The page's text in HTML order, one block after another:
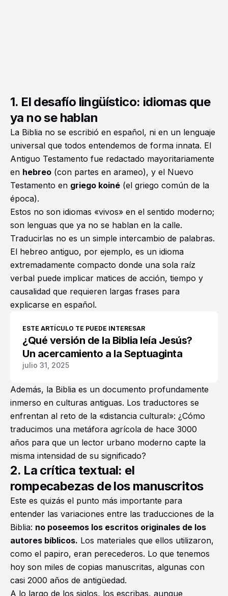
1. El desafío lingüístico: idiomas que
ya no se hablan
La Biblia no se escribió en español, ni en un lenguaje
universal que todos entendemos de forma innata. El
Antiguo Testamento fue redactado mayoritariamente
en hebreo (con partes en arameo), y el Nuevo
Testamento en griego koiné (el griego común de la
época).
Estos no son idiomas «vivos» en el sentido moderno;
son lenguas que ya no se hablan en la calle.
Traducirlas no es un simple intercambio de palabras.
El hebreo antiguo, por ejemplo, es un idioma
extremadamente compacto donde una sola raíz
verbal puede implicar matices de acción, tiempo y
causalidad que requieren largas frases para
explicarse en español.
ESTE ARTÍCULO TE PUEDE INTERESAR
¿Qué versión de la Biblia leía Jesús?
Un acercamiento a la Septuaginta
julio 31, 2025
Además, la Biblia es un documento profundamente
inmerso en culturas antiguas. Los traductores se
enfrentan al reto de la «distancia cultural»: ¿Cómo
traducimos una metáfora agrícola de hace 3000
años para que un lector urbano moderno capte la
misma intensidad de su significado?
2. La crítica textual: el
rompecabezas de los manuscritos
Este es quizás el punto más importante para
entender las variaciones entre las traducciones de la
Biblia: no poseemos los escritos originales de los
autores bíblicos. Los materiales que ellos utilizaron,
como el papiro, eran perecederos. Lo que tenemos
hoy son miles de copias manuscritas, algunas con
casi 2000 años de antigüedad.
A lo largo de los siglos, los escribas, aunque